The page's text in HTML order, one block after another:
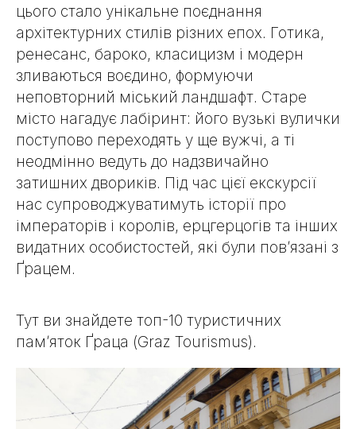
цього стало унікальне поєднання
архітектурних стилів різних епох. Готика,
ренесанс, бароко, класицизм і модерн
зливаються воєдино, формуючи
неповторний міський ландшафт. Старе
місто нагадує лабіринт: його вузькі вулички
поступово переходять у ще вужчі, а ті
неодмінно ведуть до надзвичайно
затишних двориків. Під час цієї екскурсії
нас супроводжуватимуть історії про
імператорів і королів, ерцгерцогів та інших
видатних особистостей, які були пов’язані з
Ґрацем.
Тут ви знайдете топ-10 туристичних
пам’яток Ґраца (Graz Tourismus).